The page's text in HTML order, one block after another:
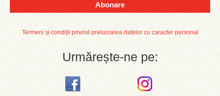
Abonare
Termeni și condiții privind prelucrarea datelor cu caracter personal
Urmărește-ne pe: